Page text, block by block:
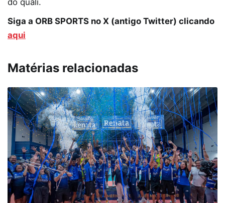
do quali.
Siga a ORB SPORTS no X (antigo Twitter) clicando
aqui
Matérias relacionadas